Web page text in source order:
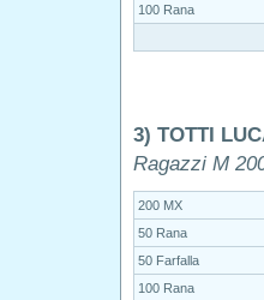
100 Rana
3) TOTTI
Ragazzi M
200 MX
50 Rana
50 Farfalla
100 Rana